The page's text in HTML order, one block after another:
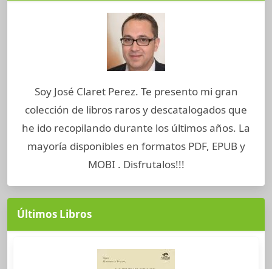
Soy José Claret Perez. Te presento mi gran
colección de libros raros y descatalogados que
he ido recopilando durante los últimos años. La
mayoría disponibles en formatos PDF, EPUB y
MOBI . Disfrutalos!!!
Últimos Libros